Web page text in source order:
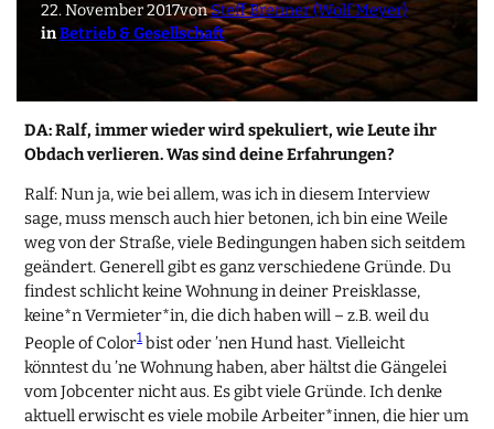
22. November 2017vonSteff Brenner (Wolf Meyer)
inBetrieb & Gesellschaft
DA: Ralf, immer wieder wird spekuliert, wie Leute ihr
Obdach verlieren. Was sind deine Erfahrungen?
Ralf: Nun ja, wie bei allem, was ich in diesem Interview
sage, muss mensch auch hier betonen, ich bin eine Weile
weg von der Straße, viele Bedingungen haben sich seitdem
geändert. Generell gibt es ganz verschiedene Gründe. Du
findest schlicht keine Wohnung in deiner Preisklasse,
keine*n Vermieter*in, die dich haben will – z.B. weil du
People of Color1 bist oder ’nen Hund hast. Vielleicht
könntest du ’ne Wohnung haben, aber hältst die Gängelei
vom Jobcenter nicht aus. Es gibt viele Gründe. Ich denke
aktuell erwischt es viele mobile Arbeiter*innen, die hier um